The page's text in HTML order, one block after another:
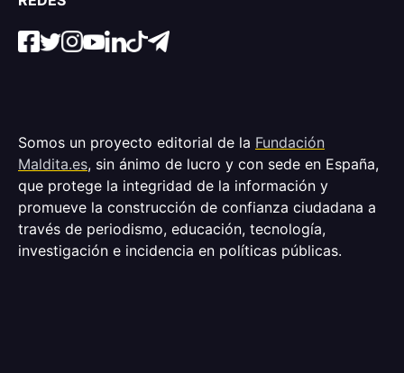
Somos un proyecto editorial de la Fundación
Maldita.es, sin ánimo de lucro y con sede en España,
que protege la integridad de la información y
promueve la construcción de confianza ciudadana a
través de periodismo, educación, tecnología,
investigación e incidencia en políticas públicas.